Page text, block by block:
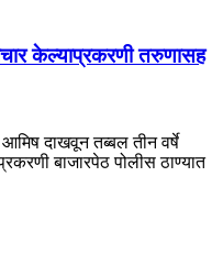
केल्याप्रकरणी तरुणासह
दाखवून तब्बल तीन वर्षे
बाजारपेठ पोलीस ठाण्यात